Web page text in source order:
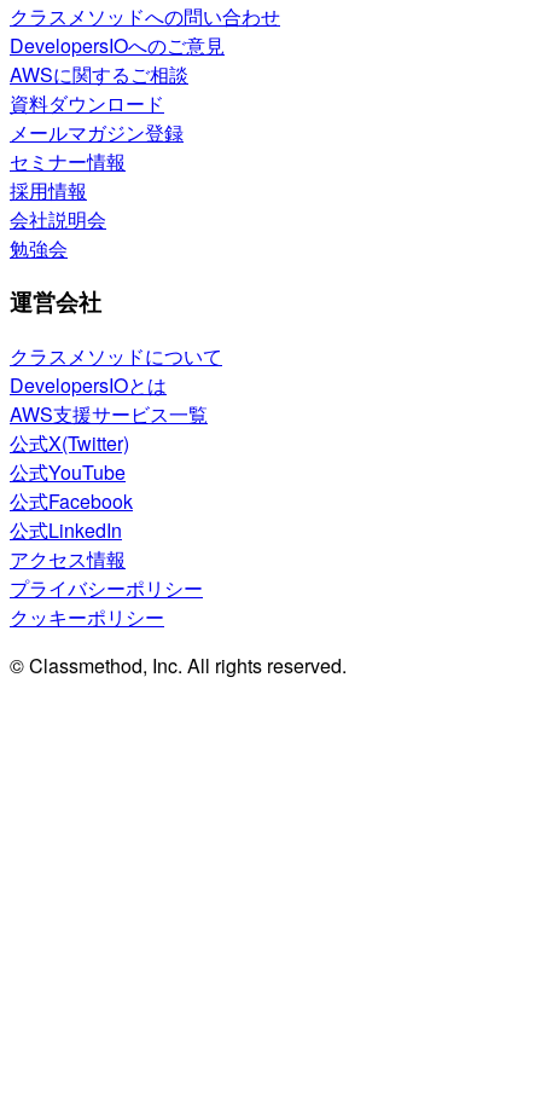
クラスメソッドへの問い合わせ
DevelopersIOへのご意見
AWSに関するご相談
資料ダウンロード
メールマガジン登録
セミナー情報
採用情報
会社説明会
勉強会
運営会社
クラスメソッドについて
DevelopersIOとは
AWS支援サービス一覧
公式X(Twitter)
公式YouTube
公式Facebook
公式LinkedIn
アクセス情報
プライバシーポリシー
クッキーポリシー
© Classmethod, Inc. All rights reserved.